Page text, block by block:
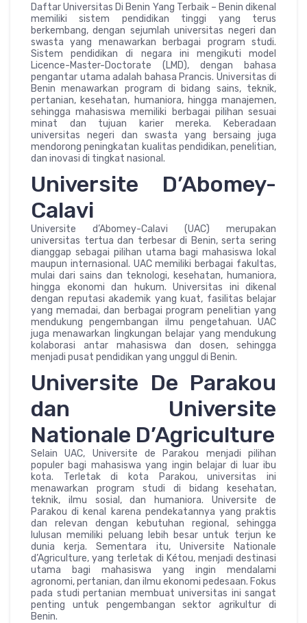
Daftar Universitas Di Benin Yang Terbaik – Benin dikenal
memiliki sistem pendidikan tinggi yang terus
berkembang, dengan sejumlah universitas negeri dan
swasta yang menawarkan berbagai program studi.
Sistem pendidikan di negara ini mengikuti model
Licence-Master-Doctorate (LMD), dengan bahasa
pengantar utama adalah bahasa Prancis. Universitas di
Benin menawarkan program di bidang sains, teknik,
pertanian, kesehatan, humaniora, hingga manajemen,
sehingga mahasiswa memiliki berbagai pilihan sesuai
minat dan tujuan karier mereka. Keberadaan
universitas negeri dan swasta yang bersaing juga
mendorong peningkatan kualitas pendidikan, penelitian,
dan inovasi di tingkat nasional.
Universite D’Abomey-
Calavi
Universite d’Abomey-Calavi (UAC) merupakan
universitas tertua dan terbesar di Benin, serta sering
dianggap sebagai pilihan utama bagi mahasiswa lokal
maupun internasional. UAC memiliki berbagai fakultas,
mulai dari sains dan teknologi, kesehatan, humaniora,
hingga ekonomi dan hukum. Universitas ini dikenal
dengan reputasi akademik yang kuat, fasilitas belajar
yang memadai, dan berbagai program penelitian yang
mendukung pengembangan ilmu pengetahuan. UAC
juga menawarkan lingkungan belajar yang mendukung
kolaborasi antar mahasiswa dan dosen, sehingga
menjadi pusat pendidikan yang unggul di Benin.
Universite De Parakou
dan Universite
Nationale D’Agriculture
Selain UAC, Universite de Parakou menjadi pilihan
populer bagi mahasiswa yang ingin belajar di luar ibu
kota. Terletak di kota Parakou, universitas ini
menawarkan program studi di bidang kesehatan,
teknik, ilmu sosial, dan humaniora. Universite de
Parakou di kenal karena pendekatannya yang praktis
dan relevan dengan kebutuhan regional, sehingga
lulusan memiliki peluang lebih besar untuk terjun ke
dunia kerja. Sementara itu, Universite Nationale
d’Agriculture, yang terletak di Kétou, menjadi destinasi
utama bagi mahasiswa yang ingin mendalami
agronomi, pertanian, dan ilmu ekonomi pedesaan. Fokus
pada studi pertanian membuat universitas ini sangat
penting untuk pengembangan sektor agrikultur di
Benin.